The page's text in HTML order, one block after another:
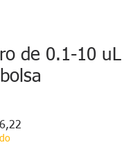
de 0.1-10 uL